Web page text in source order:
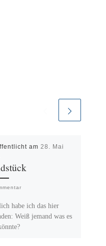
am 28. Mai
habe ich das hier
Weiß jemand was es